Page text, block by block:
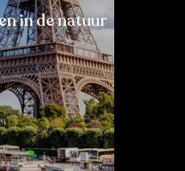
in de natuur